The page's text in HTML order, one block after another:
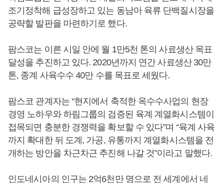
조기정착해 급성장하고 있는 동남아 육류 단백질시장을
공략할 발판을 마련하기로 했다.
팜스코는 이른 시일 안에 월 1만5천 톤의 사료생산 목표
달성을 추진하고 있다. 2020년까지 연간 사료생산 30만
톤, 종계 사육수수 40만 수를 목표로 세웠다.
팜스코 관계자는 “현지에서 축적한 옥수수사업의 현장
경영 노하우와 하림그룹의 검증된 육계 계열화시스템이
접목되면 충분한 경쟁력을 확보할 수 있다”며 “육계 사육
까지 확대한 뒤 도계, 가공, 유통까지 계열화시스템을 전
개하는 방안을 차근차근 추진해 나갈 것”이라고 말했다.
인도네시아의 인구는 2억6천만 명으로 전 세계에서 네